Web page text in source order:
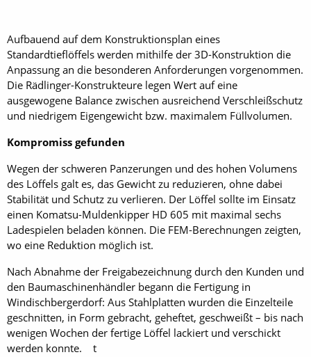
Aufbauend auf dem Konstruktionsplan eines
Standardtieflöffels werden mithilfe der 3D-Konstruktion die
Anpassung an die besonderen Anforderungen vorgenommen.
Die Rädlinger-Konstrukteure legen Wert auf eine
ausgewogene Balance zwischen ausreichend Verschleißschutz
und niedrigem Eigengewicht bzw. maximalem Füllvolumen.
Kompromiss gefunden
Wegen der schweren Panzerungen und des hohen Volumens
des Löffels galt es, das Gewicht zu re­duzieren, ohne dabei
Stabilität und Schutz zu ver­lieren. Der Löffel sollte im Einsatz
einen Komatsu-Muldenkipper HD 605 mit maximal sechs
Lade­spielen beladen können. Die FEM-Berechnungen zeigten,
wo eine Reduktion möglich ist.
Nach Abnahme der Freigabezeichnung durch den Kunden und
den Baumaschinenhändler begann die Fertigung in
Windischbergerdorf: Aus Stahlplatten wurden die Einzelteile
geschnitten, in Form gebracht, geheftet, geschweißt – bis nach
wenigen Wochen der fertige Löffel lackiert und verschickt
werden konnte. t